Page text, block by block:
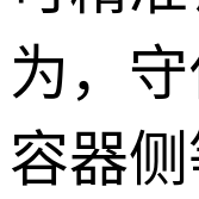
为，
容器